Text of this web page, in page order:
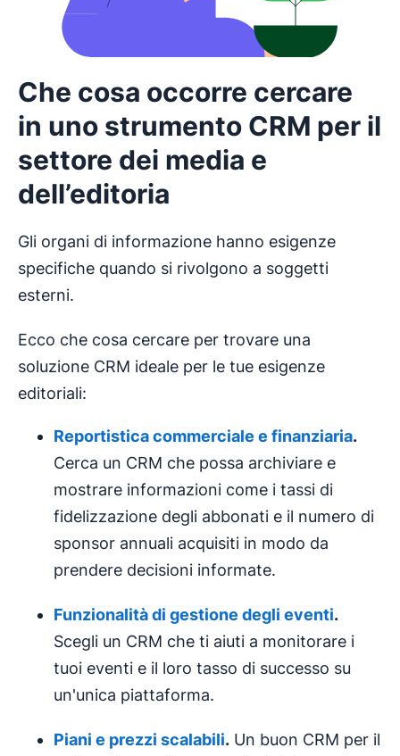
Che cosa occorre cercare
in uno strumento CRM per il
settore dei media e
dell’editoria
Gli organi di informazione hanno esigenze
specifiche quando si rivolgono a soggetti
esterni.
Ecco che cosa cercare per trovare una
soluzione CRM ideale per le tue esigenze
editoriali:
Reportistica commerciale e finanziaria.
Cerca un CRM che possa archiviare e
mostrare informazioni come i tassi di
fidelizzazione degli abbonati e il numero di
sponsor annuali acquisiti in modo da
prendere decisioni informate.
Funzionalità di gestione degli eventi.
Scegli un CRM che ti aiuti a monitorare i
tuoi eventi e il loro tasso di successo su
un'unica piattaforma.
Piani e prezzi scalabili. Un buon CRM per il